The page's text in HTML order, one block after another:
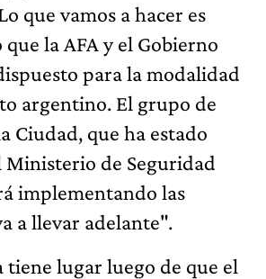
que vamos a hacer es
la AFA y el Gobierno
para la modalidad
argentino. El grupo de
Ciudad, que ha estado
Ministerio de Seguridad
implementando las
a llevar adelante".
tiene lugar luego de que el